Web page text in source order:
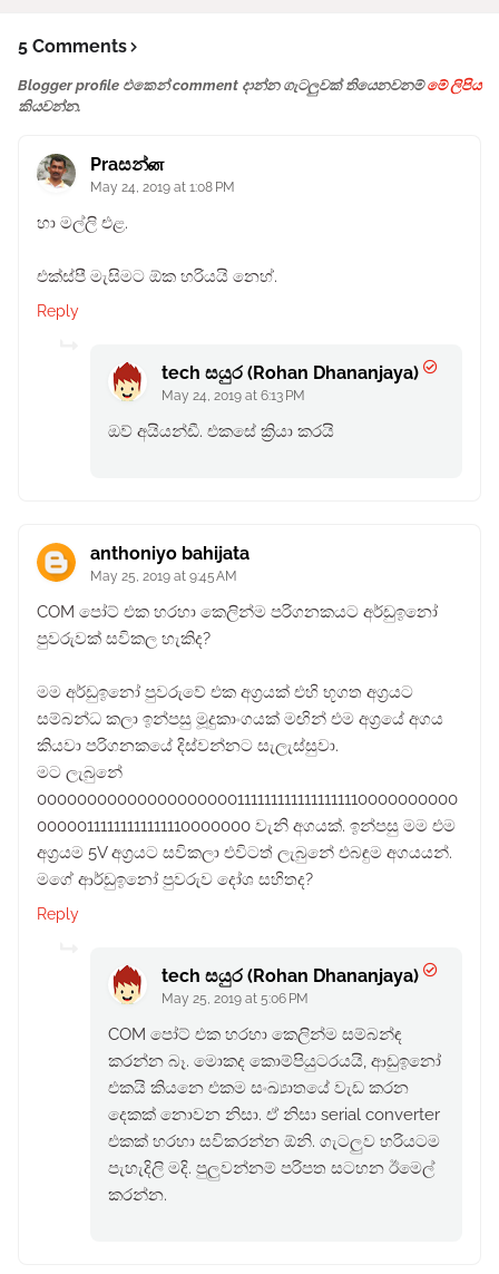
5 Comments
Blogger profile එකෙන් comment දාන්න ගැටලුවක් තියෙනවනම්මේ ලිපිය
කියවන්න.
Praසන්ன
May 24, 2019 at 1:08 PM
හා මල්ලි එළ.
එක්ස්පී මැසිමට ඕක හරියයි නෙහ්.
Reply
tech සයුර (Rohan Dhananjaya)
May 24, 2019 at 6:13 PM
ඔව් අයියන්ඩී. එකසේ ක්‍රියා කරයි
anthoniyo bahijata
May 25, 2019 at 9:45 AM
COM පෝට් එක හරහා කෙලින්ම පරිගනකයට අර්ඩුඉනෝ
පුවරුවක් සවිකල හැකිද?
මම අර්ඩුඉනෝ පුවරුවේ එක අග්‍රයක් එහි භූගත අග්‍රයට
සම්බන්ධ කලා ඉන්පසු මූදුකාංගයක් මඟින් එම අග්‍රයේ අගය
කියවා පරිගනකයේ දිස්වන්නට සැලැස්සුවා.
මට ලැබුනේ
000000000000000000001111111111111111110000000000
00000111111111111110000000 වැනි අගයක්. ඉන්පසු මම එම
අග්‍රයම 5V අග්‍රයට සවිකලා එවිටත් ලැබුනේ එබඳුම අගයයන්.
මගේ ආර්ඩුඉනෝ පුවරුව දෝශ සහිතද?
Reply
tech සයුර (Rohan Dhananjaya)
May 25, 2019 at 5:06 PM
COM පෝට් එක හරහා කෙලින්ම සම්බන්ඳ
කරන්න බෑ. මොකද කොම්පියුටරයයි, ආඩුඉනෝ
එකයි කියනෙ එකම සංඛ්‍යාතයේ වැඩ කරන
දෙකක් නොවන නිසා. ඒ නිසා serial converter
එකක් හරහා සවිකරන්න ඕනි. ගැටලුව හරියටම
පැහැදිලි මදි. පුලුවන්නම් පරිපත සටහන ඊමෙල්
කරන්න.